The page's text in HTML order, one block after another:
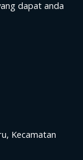
dapat anda
Kecamatan